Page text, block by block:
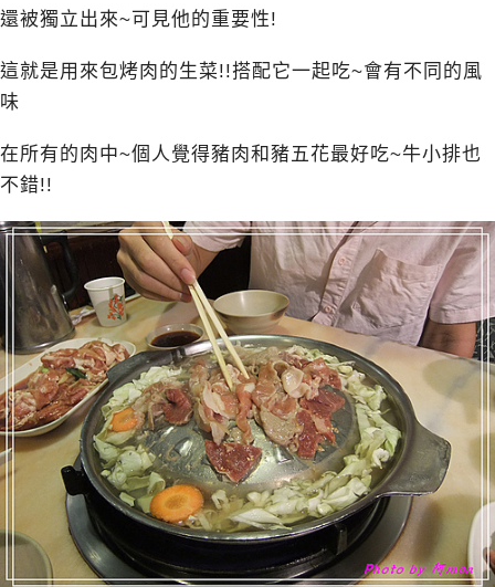
還被獨立出來~可見他的重要性!
這就是用來包烤肉的生菜!!搭配它一起吃~會有不同的風
味
在所有的肉中~個人覺得豬肉和豬五花最好吃~牛小排也
不錯!!